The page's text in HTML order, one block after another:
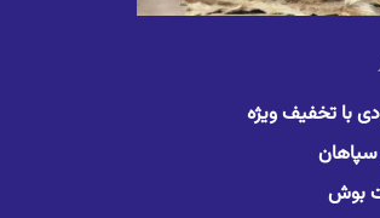
با تخفیف ویژه
بوش